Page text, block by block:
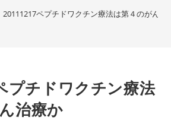
20111217ペプチドワクチン療法は第４のがん治
プチドワクチン療法
治療か